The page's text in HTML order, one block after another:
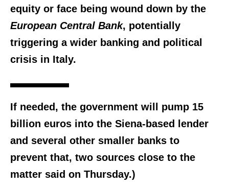
equity or face being wound down by the
European Central Bank, potentially
triggering a wider banking and political
crisis in Italy.
If needed, the government will pump 15
billion euros into the Siena-based lender
and several other smaller banks to
prevent that, two sources close to the
matter said on Thursday.)